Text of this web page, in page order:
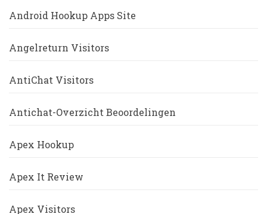
Android Hookup Apps Site
Angelreturn Visitors
AntiChat Visitors
Antichat-Overzicht Beoordelingen
Apex Hookup
Apex It Review
Apex Visitors